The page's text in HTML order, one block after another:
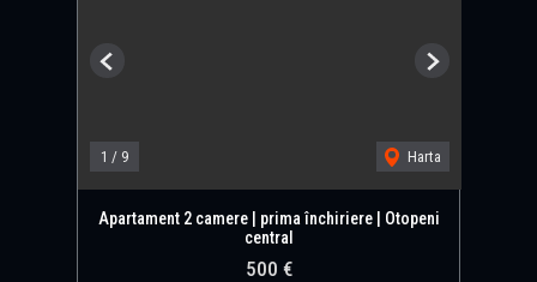
1 / 9 Harta
Previous Next
Apartament 2 camere | prima închiriere | Otopeni
central
500 €